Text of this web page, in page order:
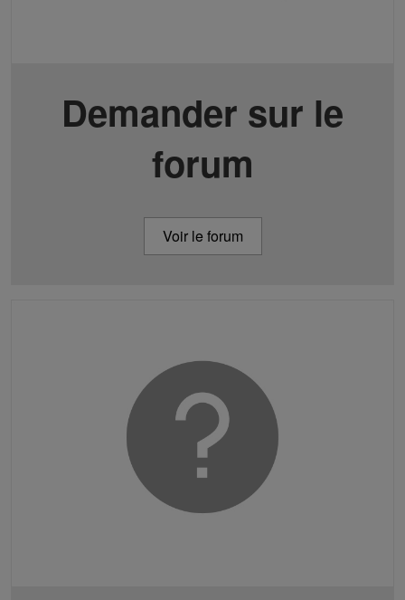
Demander sur le
forum
Voir le forum